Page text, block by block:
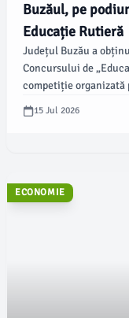
Buzăul, pe
Educație Rutieră
Județul Buzău a
Concursului de
competiție organizată
circulația rutieră.
care au demonstrat
15 Jul 2026
ECONOMIE